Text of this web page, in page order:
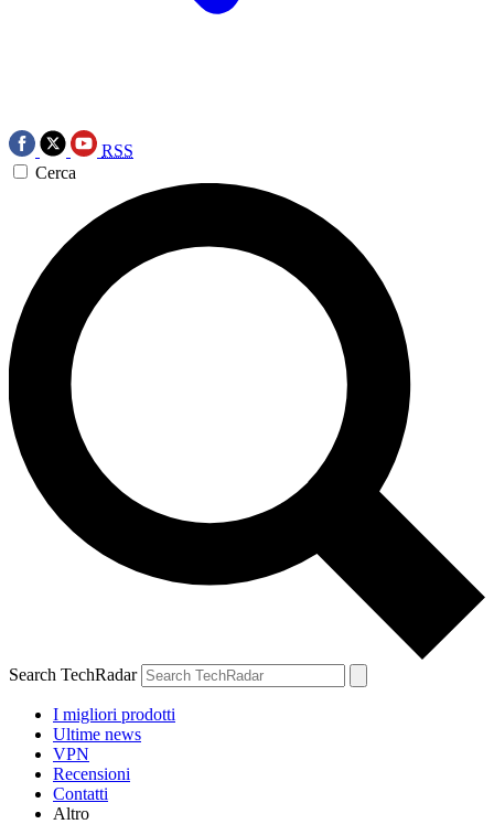
RSS
Cerca
Search TechRadar
I migliori prodotti
Ultime news
VPN
Recensioni
Contatti
Altro